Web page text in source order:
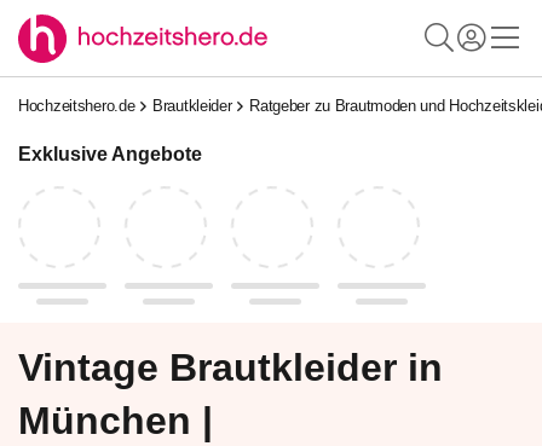
Hochzeitshero.de Brautkleider Ratgeber zu Brautmoden und
Exklusive Angebote
Vintage Brautkleider in
München |